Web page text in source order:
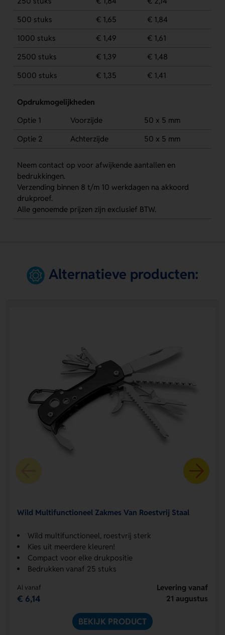
500 stuks
€ 1,65
€ 1,84
1000 stuks
€ 1,49
€ 1,61
2500 stuks
€ 1,39
€ 1,48
5000 stuks
€ 1,35 € 1,41
Opdrukmogelijkheden
Optie 1
Voorzijde
50 x 5 mm
Optie 2
Achterzijde 50 x 5 mm
Neem contact op voor afwijkende aantallen en
bedrukkingen.
Verzending binnen 8 t/m 10 werkdagen na akkoord
drukproef.
Alle genoemde prijzen zijn exclusief BTW.
Alternatieve producten:
Wild Multifunctioneel Zakmes Van Roestvrij Staal
Wild multifunctioneel, roestvrij sterk
Kies uit meerdere kleuren!
Compact voor elke drukpositie
Bedrukken vanaf 25 stuks
Al vanaf
€ 6,14
Levering vanaf
21 augustus
BEKIJK PRODUCT